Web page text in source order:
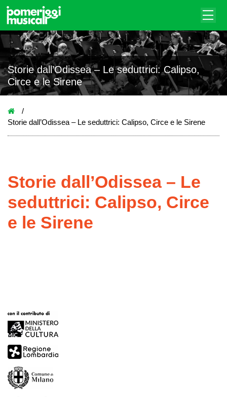
Storie dall’Odissea – Le seduttrici: Calipso,
Circe e le Sirene
Storie dall’Odissea – Le seduttrici: Calipso, Circe e le Sirene
Storie dall’Odissea – Le
seduttrici: Calipso, Circe
e le Sirene